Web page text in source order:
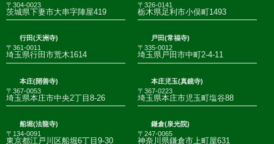
〒304-0023
茨城県下妻市大串字陣屋419
〒326-0141
栃木県足利市小俣町1493
行田(天洲寺)
〒361-0011
埼玉県行田市荒木1614
戸田(常福寺)
〒335-0012
埼玉県戸田市中町2-4-11
本庄(開善寺)
〒367-0053
埼玉県本庄市中央2丁目8-26
本庄児玉(真鏡寺)
〒367-0223
埼玉県本庄市児玉町塩谷88
船堀(法龍寺)
〒134-0091
東京都江戸川区船堀6丁目9-30
鎌倉(泉光院)
〒247-0065
神奈川県鎌倉市上町屋631